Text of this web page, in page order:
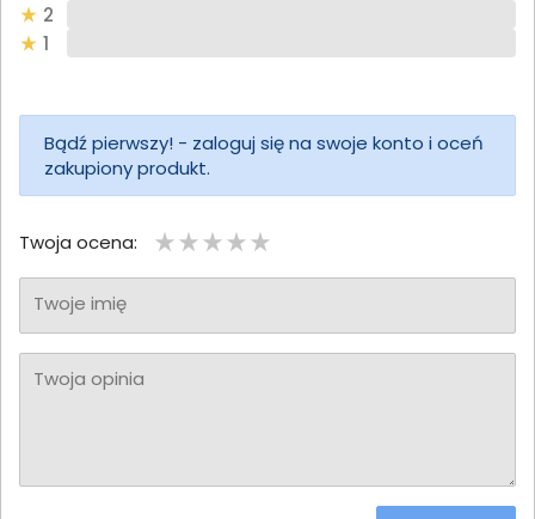
2
1
Bądź pierwszy! - zaloguj się na swoje konto i oceń
zakupiony produkt.
Twoja ocena:
Twoje imię
Twoja opinia